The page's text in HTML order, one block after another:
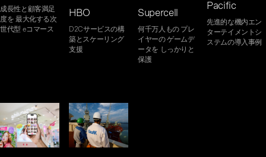
成長性と顧客満足
度を 最大化する次
世代型 eコマース
HBO
D2Cサービスの構
築とスケーリング
支援
Supercell
何千万人もの プレ
イヤーの ゲームデ
ータを しっかりと
保護
Pacific
先進的な機内エン
ターテイメントシ
ステムの導入事例